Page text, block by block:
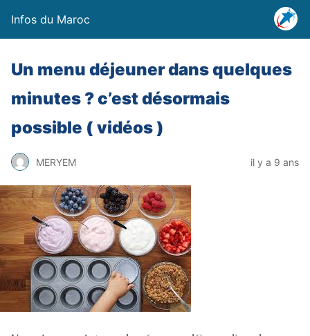
Infos du Maroc
Un menu déjeuner dans quelques
minutes ? c’est désormais
possible ( vidéos )
MERYEM il y a 9 ans